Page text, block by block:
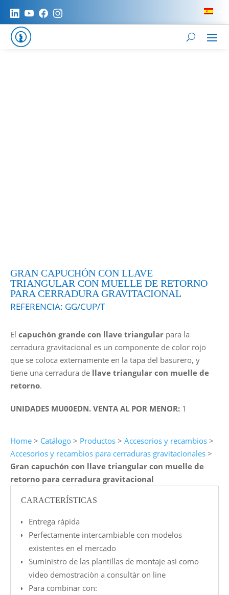
GRAN CAPUCHÓN CON LLAVE
TRIANGULAR CON MUELLE DE RETORNO
PARA CERRADURA GRAVITACIONAL
REFERENCIA: GG/CUP/T
El capuchón grande con llave triangularpara la
cerradura gravitacional es un componente de color rojo
que se coloca externamente en la tapa del basurero, y
tiene una cerradura de llave triangular con muelle de
retorno.
UNIDADES MU00EDN. VENTA AL POR MENOR: 1
Home> Catálogo> Productos> Accesorios y recambios>
Accesorios y recambios para cerraduras gravitacionales>
Gran capuchón con llave triangular con muelle de
retorno para cerradura gravitacional
CARACTERÍSTICAS
Entrega rápida
Perfectamente intercambiable con modelos
existentes en el mercado
Suministro de las plantillas de montaje asì como
video demostraciòn a consultàr on line
Para combinar con: